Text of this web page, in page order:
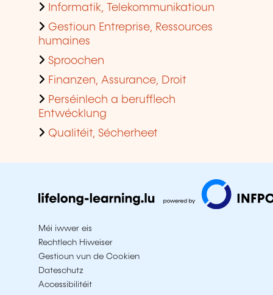
Informatik, Telekommunikatioun
Gestioun Entreprise, Ressources
humaines
Sproochen
Finanzen, Assurance, Droit
Perséinlech a berufflech
Entwécklung
Qualitéit, Sécherheet
Méi iwwer eis
Rechtlech Hiweiser
Gestioun vun de Cookien
Dateschutz
Accessibilitéit